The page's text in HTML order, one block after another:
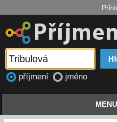
příjmení jméno